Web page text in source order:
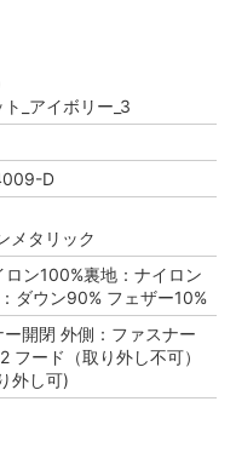
_アイボリー_3
D
メタリック
ロン100%裏地：ナイロン
ダウン90% フェザー10%
開閉 外側：ファスナー
フード（取り外し不可）
外し可)